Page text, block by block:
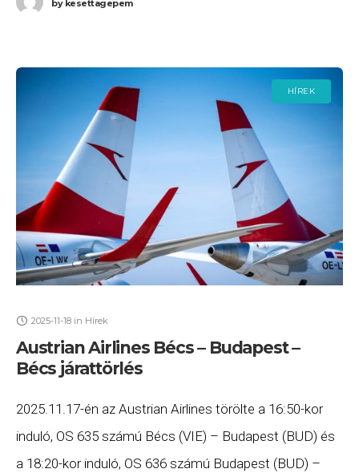
bykesettagepem
HÍREK
2025-11-18 in Hírek
Austrian Airlines Bécs – Budapest –
Bécs járattörlés
2025.11.17-én az Austrian Airlines törölte a 16:50-kor
induló, OS 635 számú Bécs (VIE) – Budapest (BUD) és
a 18:20-kor induló, OS 636 számú Budapest (BUD) –